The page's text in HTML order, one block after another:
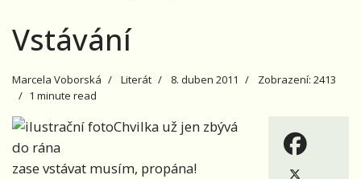
Vstávání
Marcela Voborská Literát 8. duben 2011
Zobrazení: 2413
1 minute read
Chvilka už jen zbývá
do rána
zase vstávat musím, propána!